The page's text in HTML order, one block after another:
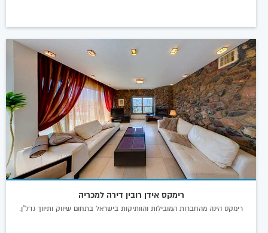
רימקס אידן רובין דירה למכריה
רימקס הינה מהחברות המובילות והוותיקות בישראל בתחום שיווק ותיווך נדל"ן.